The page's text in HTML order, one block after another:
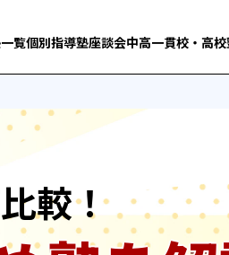
覧個別指導塾座談会中高一貫校・高校
較！